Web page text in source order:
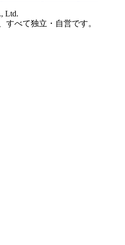
Ltd.
すべて独立・自営です。